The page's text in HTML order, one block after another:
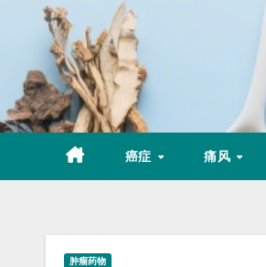
content
癌症 痛风
肿瘤药物